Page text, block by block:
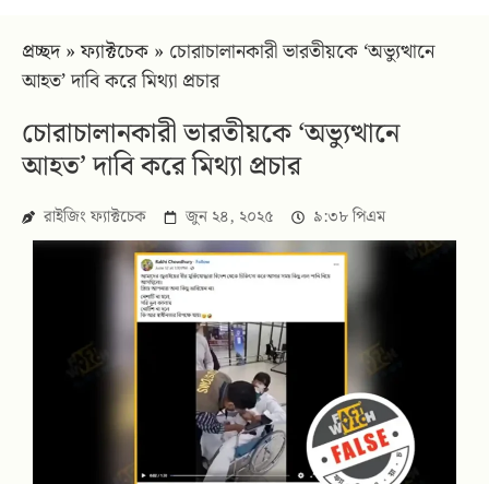
প্রচ্ছদ»ফ্যাক্টচেক » চোরাচালানকারী ভারতীয়কে ‘অভ্যুত্থানে
আহত’ দাবি করে মিথ্যা প্রচার
চোরাচালানকারী ভারতীয়কে ‘অভ্যুত্থানে
আহত’ দাবি করে মিথ্যা প্রচার
রাইজিং ফ্যাক্টচেক জুন ২৪, ২০২৫ ৯:৩৮ পিএম